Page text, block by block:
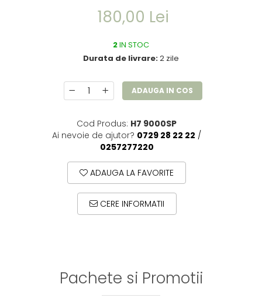
180,00 Lei
2IN STOC
Durata de livrare:2 zile
ADAUGA IN COS
Cod Produs: H7 9000SP
Ai nevoie de ajutor? 0729 28 22 22 /
0257277220
ADAUGA LA FAVORITE
CERE INFORMATII
Pachete si Promotii